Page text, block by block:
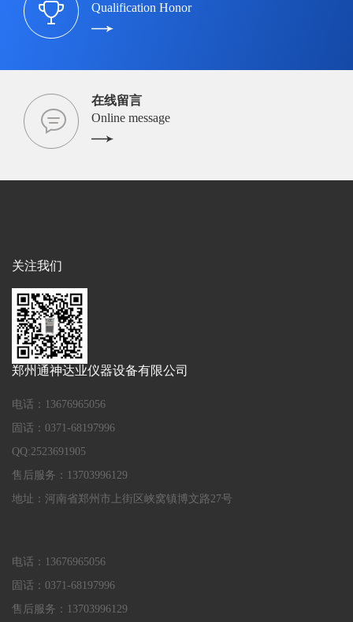
Qualification Honor
在线留言
Online message
关注我们
郑州通神达业仪器设备有限公司
电话：13676965056
固话：0371-68197996
QQ:2523691905
售后服务：13703996129
地址：河南省郑州市上街区峡窝镇博文路27号
电话：13676965056
固话：0371-68197996
售后服务：13703996129